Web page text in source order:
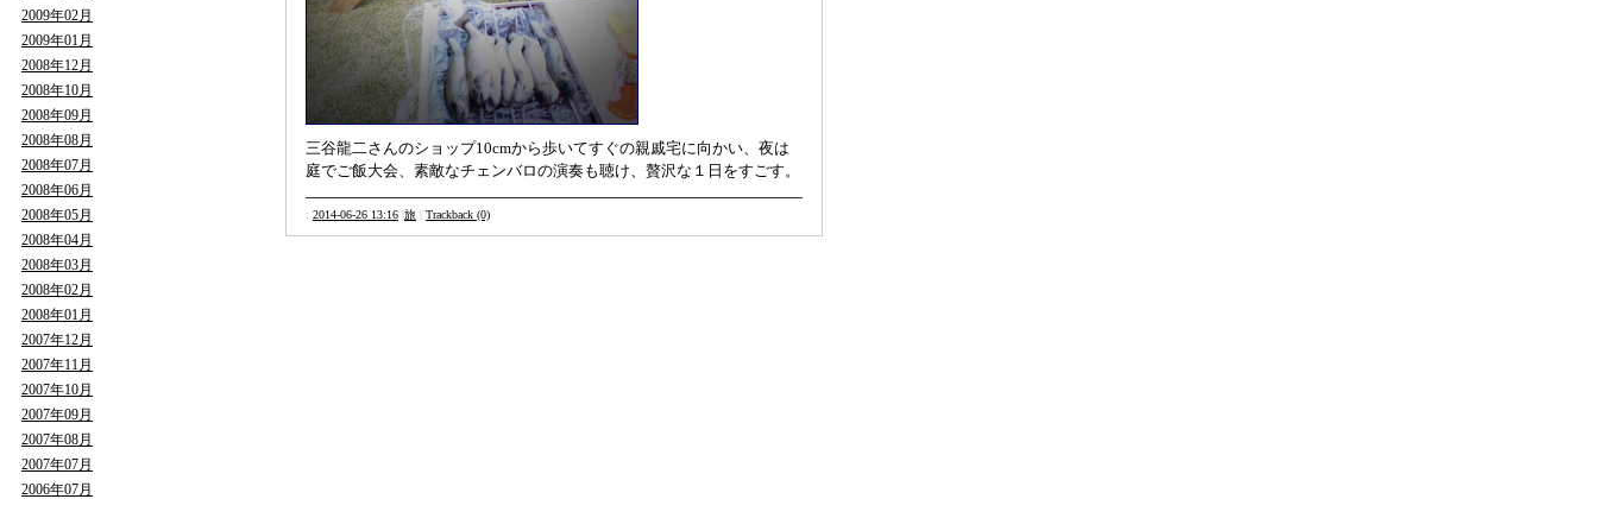
2009年02月
2009年01月
2008年12月
2008年10月
2008年09月
2008年08月
2008年07月
2008年06月
2008年05月
2008年04月
2008年03月
2008年02月
2008年01月
2007年12月
2007年11月
2007年10月
2007年09月
2007年08月
2007年07月
2006年07月
三谷龍二さんのショップ10cmから歩いてすぐの親戚宅に向かい、夜は
庭でご飯大会、素敵なチェンバロの演奏も聴け、贅沢な１日をすごす。
: 2014-06-26 13:16 旅 Trackback (0)